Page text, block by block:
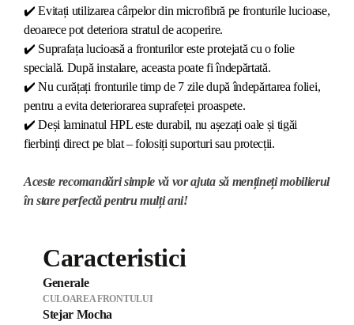
✔️ Evitați utilizarea cârpelor din microfibră pe fronturile lucioase,
deoarece pot deteriora stratul de acoperire.
✔️ Suprafața lucioasă a fronturilor este protejată cu o folie
specială. După instalare, aceasta poate fi îndepărtată.
✔️ Nu curățați fronturile timp de 7 zile după îndepărtarea foliei,
pentru a evita deteriorarea suprafeței proaspete.
✔️ Deși laminatul HPL este durabil, nu așezați oale și tigăi
fierbinți direct pe blat – folosiți suporturi sau protecții.
Aceste recomandări simple vă vor ajuta să mențineți mobilierul
în stare perfectă pentru mulți ani!
Caracteristici
Generale
CULOAREA FRONTULUI
Stejar Mocha